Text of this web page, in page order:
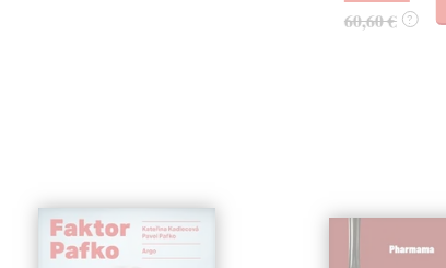
60,60 € ?